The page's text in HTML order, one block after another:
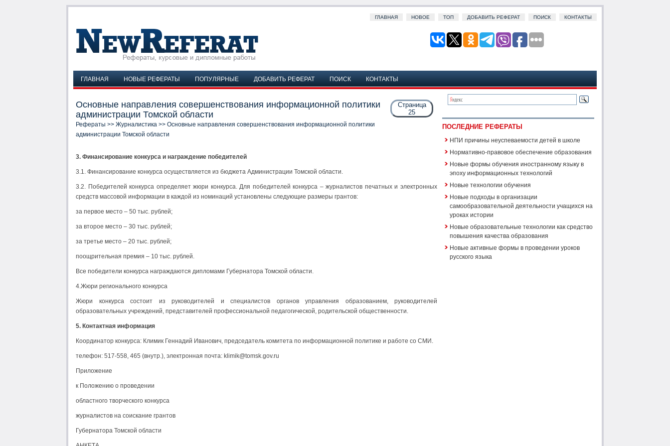
ГЛАВНАЯ НОВОЕ ТОП ДОБАВИТЬ РЕФЕРАТ ПОИСК КОНТАКТЫ
ГЛАВНАЯ НОВЫЕ РЕФЕРАТЫ ПОПУЛЯРНЫЕ ДОБАВИТЬ РЕФЕРАТ ПОИСК КОНТАКТЫ
Страница
25
Основные направления совершенствования информационной политики
администрации Томской области
Рефераты >> Журналистика >> Основные направления совершенствования информационной политики
администрации Томской области
3. Финансирование конкурса и награждение победителей
3.1. Финансирование конкурса осуществляется из бюджета Администрации Томской области.
3.2. Победителей конкурса определяет жюри конкурса. Для победителей конкурса – журналистов печатных и электронных
средств массовой информации в каждой из номинаций установлены следующие размеры грантов:
за первое место – 50 тыс. рублей;
за второе место – 30 тыс. рублей;
за третье место – 20 тыс. рублей;
поощрительная премия – 10 тыс. рублей.
Все победители конкурса награждаются дипломами Губернатора Томской области.
4.Жюри регионального конкурса
Жюри конкурса состоит из руководителей и специалистов органов управления образованием, руководителей
образовательных учреждений, представителей профессиональной педагогической, родительской общественности.
5. Контактная информация
Координатор конкурса: Климик Геннадий Иванович, председатель комитета по информационной политике и работе со СМИ.
телефон: 517-558, 465 (внутр.), электронная почта: klimik@tomsk.gov.ru
Приложение
к Положению о проведении
областного творческого конкурса
журналистов на соискание грантов
Губернатора Томской области
ПОСЛЕДНИЕ РЕФЕРАТЫ
НПИ причины неуспеваемости детей в школе
Нормативно-правовое обеспечение образования
Новые формы обучения иностранному языку в
эпоху информационных технологий
Новые технологии обучения
Новые подходы в организации
самообразовательной деятельности учащихся на
уроках истории
Новые образовательные технологии как средство
повышения качества образования
Новые активные формы в проведении уроков
русского языка